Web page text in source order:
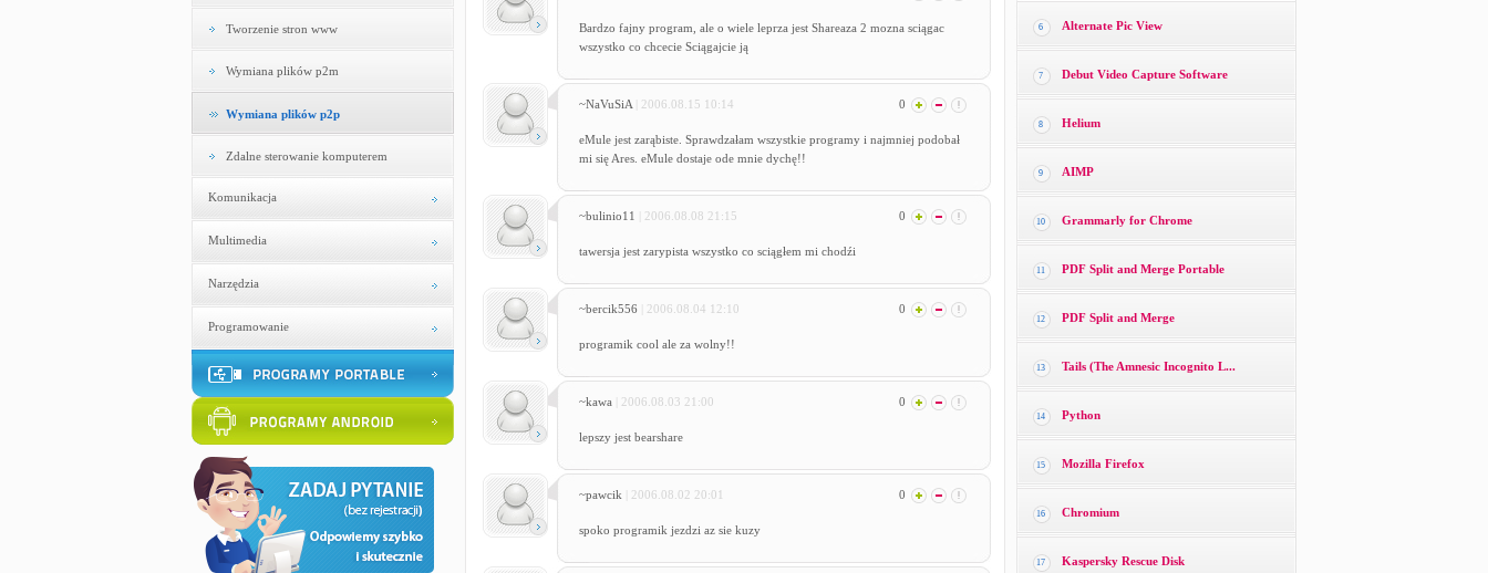
Tworzenie stron www
Wymiana plików p2m
Wymiana plików p2p
Zdalne sterowanie komputerem
Komunikacja
Multimedia
Narzędzia
Programowanie
Bardzo fajny program, ale o wiele leprza jest Shareaza 2 mozna sciągac
wszystko co chcecie Sciągajcie ją
~NaVuSiA | 2006.08.15 10:14 0
eMule jest zarąbiste. Sprawdzałam wszystkie programy i najmniej podobał
mi się Ares. eMule dostaje ode mnie dychę!!
~bulinio11 | 2006.08.08 21:15 0
tawersja jest zarypista wszystko co sciągłem mi chodźi
~bercik556 | 2006.08.04 12:10 0
programik cool ale za wolny!!
~kawa | 2006.08.03 21:00 0
lepszy jest bearshare
~pawcik | 2006.08.02 20:01 0
spoko programik jezdzi az sie kuzy
6 Alternate Pic View
7 Debut Video Capture Software
8 Helium
9 AIMP
10 Grammarly for Chrome
11 PDF Split and Merge Portable
12 PDF Split and Merge
13 Tails (The Amnesic Incognito L...
14 Python
15 Mozilla Firefox
16 Chromium
17 Kaspersky Rescue Disk